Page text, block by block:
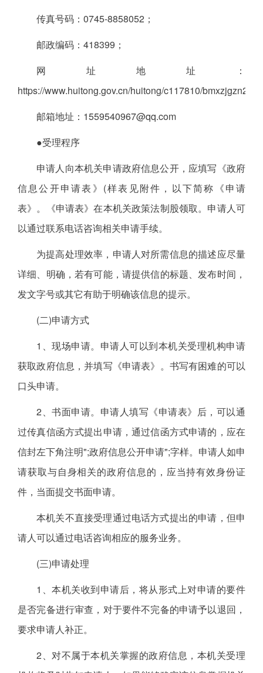
传真号码：0745-8858052；
邮政编码：418399；
网址地址：
https://www.huitong.gov.cn/huitong/c117810/
邮箱地址：1559540967@qq.com
●受理程序
申请人向本机关申请政府信息公开，应填写《政府
信息公开申请表》(样表见附件，以下简称《申请
表》。《申请表》在本机关政策法制股领取。申请人可
以通过联系电话咨询相关申请手续。
为提高处理效率，申请人对所需信息的描述应尽量
详细、明确，若有可能，请提供信的标题、发布时间，
发文字号或其它有助于明确该信息的提示。
(二)申请方式
1、现场申请。申请人可以到本机关受理机构申请
获取政府信息，并填写《申请表》。书写有困难的可以
口头申请。
2、书面申请。申请人填写《申请表》后，可以通
过传真信函方式提出申请，通过信函方式申请的，应在
信封左下角注明";政府信息公开申请";字样。申请人如申
请获取与自身相关的政府信息的，应当持有效身份证
件，当面提交书面申请。
本机关不直接受理通过电话方式提出的申请，但申
请人可以通过电话咨询相应的服务业务。
(三)申请处理
1、本机关收到申请后，将从形式上对申请的要件
是否完备进行审查，对于要件不完备的申请予以退回，
要求申请人补正。
2、对不属于本机关掌握的政府信息，本机关受理